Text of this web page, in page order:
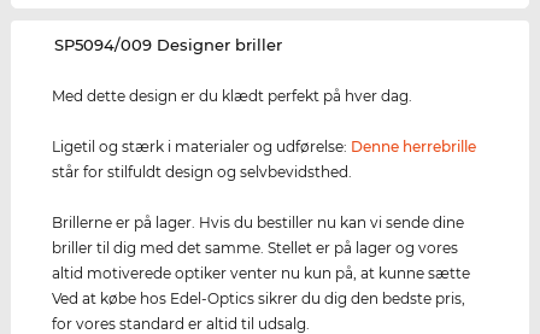
‌SP5094/009 Designer briller
Med dette design er du klædt perfekt på hver dag.
Ligetil og stærk i materialer og udførelse: Denne herrebrille
står for stilfuldt design og selvbevidsthed.
Brillerne er på lager. Hvis du bestiller nu kan vi sende dine
briller til dig med det samme. Stellet er på lager og vores
altid motiverede optiker venter nu kun på, at kunne sætte
Ved at købe hos Edel-Optics sikrer du dig den bedste pris,
for vores standard er altid til udsalg.